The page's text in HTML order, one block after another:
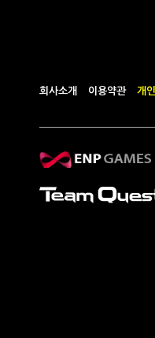
회사소개 이용약관 개